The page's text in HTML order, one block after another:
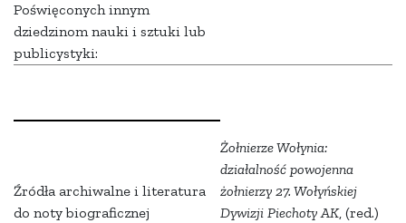
Poświęconych innym
dziedzinom nauki i sztuki lub
publicystyki:
Źródła archiwalne i literatura
do noty biograficznej
Żołnierze Wołynia:
działalność powojenna
żołnierzy 27. Wołyńskiej
Dywizji Piechoty AK, (red.)